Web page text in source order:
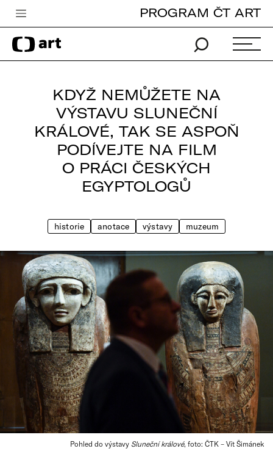
Česká televize
Zpravodajství
TV program
PROGRAM ČT ART
KDYŽ NEMŮŽETE NA
VÝSTAVU SLUNEČNÍ
KRÁLOVÉ, TAK SE ASPOŇ
PODÍVEJTE NA FILM
O PRÁCI ČESKÝCH
EGYPTOLOGŮ
historie anotace výstavy muzeum
Pohled do výstavy Sluneční králové, foto: ČTK – Vít Šimánek